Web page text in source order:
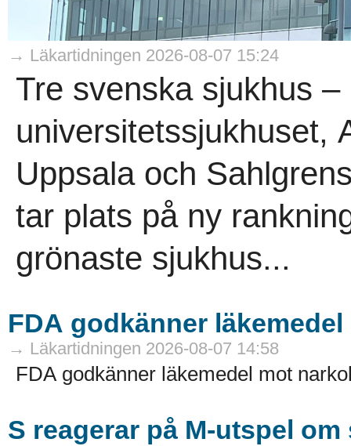
→ Läkartidningen 2026-08-07 15:24
Tre svenska sjukhus –
universitetssjukhuset,
Uppsala och
tar plats på ny
grönaste sjukhus...
FDA godkänner
→ Läkartidningen 2026-08-07 14:58
FDA godkänner läkemedel mot
S reagerar på M-utspel